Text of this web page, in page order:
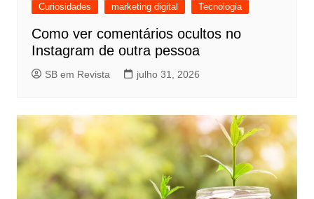
Curiosidades marketing digital Tecnologia
Como ver comentários ocultos no
Instagram de outra pessoa
SB em Revista julho 31, 2026